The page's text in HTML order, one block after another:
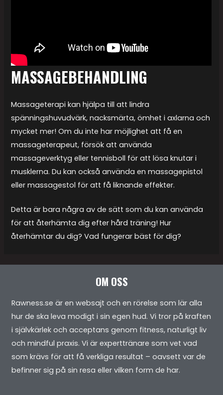
MASSAGEBEHANDLING
Massageterapi kan hjälpa till att lindra
spänningshuvudvärk, nacksmärta, ömhet i axlarna och
mycket mer! Om du inte har möjlighet att få en
massageterapeut, försök att använda
massageverktyg eller tennisboll för att lösa knutar i
musklerna. Du kan också använda en massagepistol
eller massagestol för att få liknande effekter.
Detta är bara några av de sätt som du kan använda
för att återhämta dig efter hård träning! Hur
återhämtar du dig? Vad fungerar bäst för dig?
OM OSS
Rawness.se är en websajt och en rörelse som lär alla
hur de ska leva modigt i sin egen hud. Vi tror på kraften
i självkärlek och acceptans genom fitness, naturligt liv
och mindful praxis. Vi är experttränare som vet vad
som krävs för att få verkliga resultat – oavsett var de
befinner sig på sin resa eller vilken form de har.